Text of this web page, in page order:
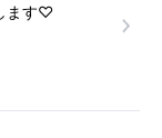
ます♡